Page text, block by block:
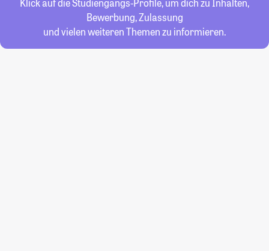
Klick auf die Studiengangs-Profile, um dich zu Inhalten,
Bewerbung, Zulassung
und vielen weiteren Themen zu informieren.